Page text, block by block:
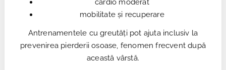
cardio moderat
mobilitate și recuperare
Antrenamentele cu greutăți pot ajuta inclusiv la
prevenirea pierderii osoase, fenomen frecvent după
această vârstă.